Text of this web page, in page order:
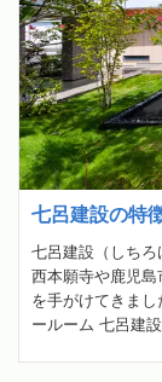
七呂建設の特
七呂建設（しちろ
西本願寺や鹿児
を手がけてきま
ールーム 七呂建